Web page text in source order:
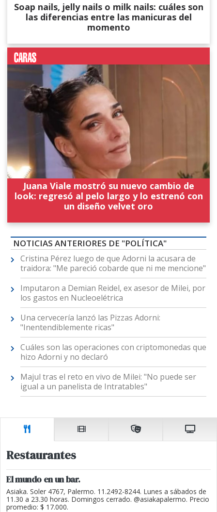
Soap nails, jelly nails o milk nails: cuáles son
las diferencias entre las manicuras del
momento
Juana Viale mostró su nuevo cambio de
look: regresó al pelo largo y lo estrenó con
un diseño velvet oro
NOTICIAS ANTERIORES DE "POLÍTICA"
Cristina Pérez luego de que Adorni la acusara de
traidora: "Me pareció cobarde que ni me mencione"
Imputaron a Demian Reidel, ex asesor de Milei, por
los gastos en Nucleoelétrica
Una cervecería lanzó las Pizzas Adorni:
"Inentendiblemente ricas"
Cuáles son las operaciones con criptomonedas que
hizo Adorni y no declaró
Majul tras el reto en vivo de Milei: "No puede ser
igual a un panelista de Intratables"
Restaurantes
El mundo en un bar.
Asiaka. Soler 4767, Palermo. 11.2492-8244. Lunes a sábados de
11.30 a 23.30 horas. Domingos cerrado. @asiakapalermo. Precio
promedio: $ 17.000.